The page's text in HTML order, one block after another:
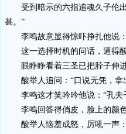
受到暗示的六指追魂久子伦出
甚。”
李鸣故意显得惊吓挣扎他说：
这一选择时机的问话，逼得酸
眼睁睁看着三圣已把脖子伸进
酸举人追问：“口说无凭，拿
李鸣这才笑吟吟他说：“孔夫子
李鸣回答得俏皮，脸上的颜色
酸举人恼羞成怒，厉吼一声：“